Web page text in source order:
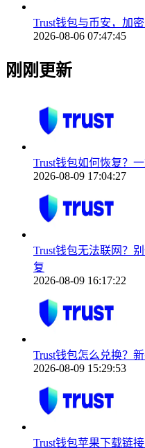
Trust钱包与币安，加
2026-08-06 07:47:45
刚刚更新
Trust钱包如何恢复？
2026-08-09 17:04:27
Trust钱包无法联网？
复
2026-08-09 16:17:22
Trust钱包怎么兑换？
2026-08-09 15:29:53
Trust钱包苹果下载链